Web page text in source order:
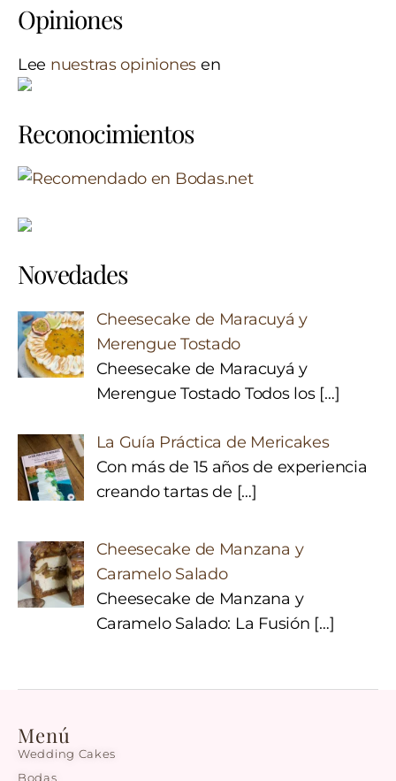
Opiniones
Lee nuestras opiniones en
Reconocimientos
Novedades
Cheesecake de Maracuyá y
Merengue Tostado
Cheesecake de Maracuyá y
Merengue Tostado Todos los […]
La Guía Práctica de Mericakes
Con más de 15 años de experiencia
creando tartas de […]
Cheesecake de Manzana y
Caramelo Salado
Cheesecake de Manzana y
Caramelo Salado: La Fusión […]
Menú
Wedding Cakes
Bodas